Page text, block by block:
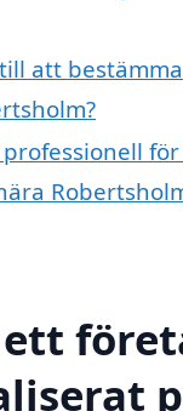
att